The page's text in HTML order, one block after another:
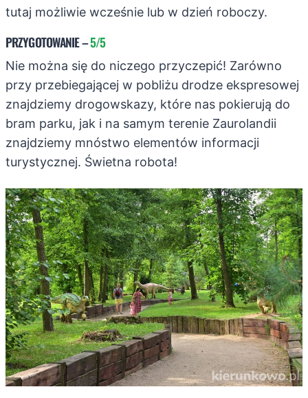
tutaj możliwie wcześnie lub w dzień roboczy.
PRZYGOTOWANIE–5/5
Nie można się do niczego przyczepić! Zarówno
przy przebiegającej w pobliżu drodze ekspresowej
znajdziemy drogowskazy, które nas pokierują do
bram parku, jak i na samym terenie Zaurolandii
znajdziemy mnóstwo elementów informacji
turystycznej. Świetna robota!